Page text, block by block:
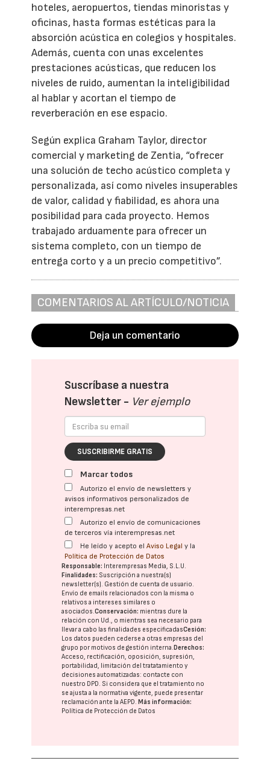
hoteles, aeropuertos, tiendas minoristas y
oficinas, hasta formas estéticas para la
absorción acústica en colegios y hospitales.
Además, cuenta con unas excelentes
prestaciones acústicas, que reducen los
niveles de ruido, aumentan la inteligibilidad
al hablar y acortan el tiempo de
reverberación en ese espacio.
Según explica Graham Taylor, director
comercial y marketing de Zentia, “ofrecer
una solución de techo acústico completa y
personalizada, así como niveles insuperables
de valor, calidad y fiabilidad, es ahora una
posibilidad para cada proyecto. Hemos
trabajado arduamente para ofrecer un
sistema completo, con un tiempo de
entrega corto y a un precio competitivo”.
COMENTARIOS AL ARTÍCULO/NOTICIA
Deja un comentario
Suscríbase a nuestra
Newsletter - Ver ejemplo
SUSCRIBIRME GRATIS
Marcar todos
Autorizo el envío de newsletters y
avisos informativos personalizados de
interempresas.net
Autorizo el envío de comunicaciones
de terceros vía interempresas.net
He leído y acepto elAviso Legal y la
Política de Protección de Datos
Responsable: Interempresas Media, S.L.U.
Finalidades: Suscripción a nuestra(s)
newsletter(s). Gestión de cuenta de usuario.
Envío de emails relacionados con la misma o
relativos a intereses similares o
asociados.Conservación: mientras dure la
relación con Ud., o mientras sea necesario para
llevar a cabo las finalidades especificadasCesión:
Los datos pueden cederse a otras empresas del
grupo por motivos de gestión interna.Derechos:
Acceso, rectificación, oposición, supresión,
portabilidad, limitación del tratatamiento y
decisiones automatizadas: contacte con
nuestro DPD. Si considera que el tratamiento no
se ajusta a la normativa vigente, puede presentar
reclamación ante laAEPD.Más información:
Política de Protección de Datos